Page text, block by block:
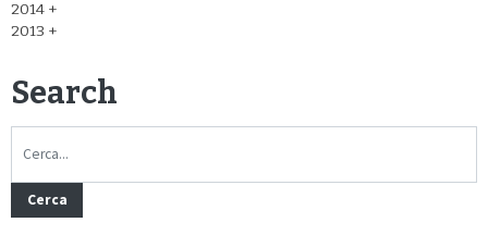
2014
2013
Search
Cerca